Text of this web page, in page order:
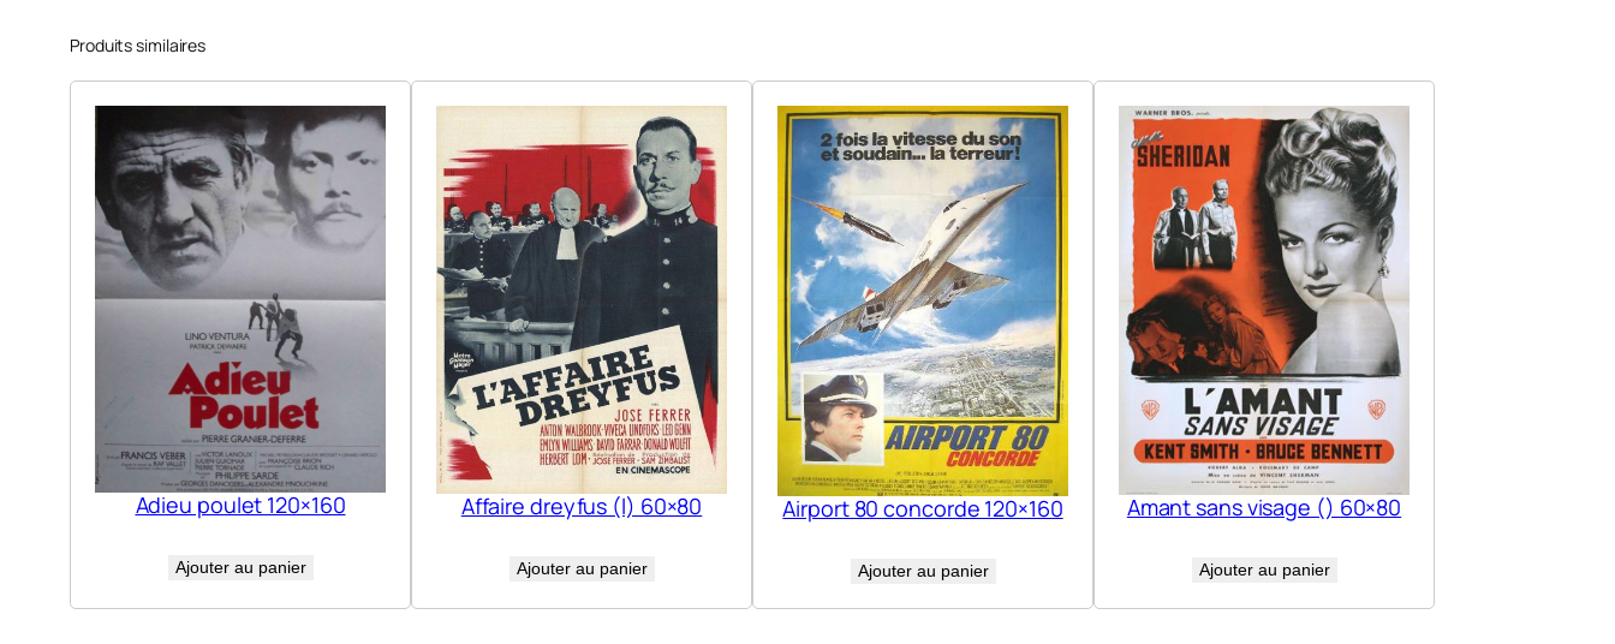
Produits similaires
Adieu poulet 120×160
Ajouter au panier
Affaire dreyfus (l) 60×80
Ajouter au panier
Airport 80 concorde 120×160
Ajouter au panier
Amant sans visage () 60×80
Ajouter au panier